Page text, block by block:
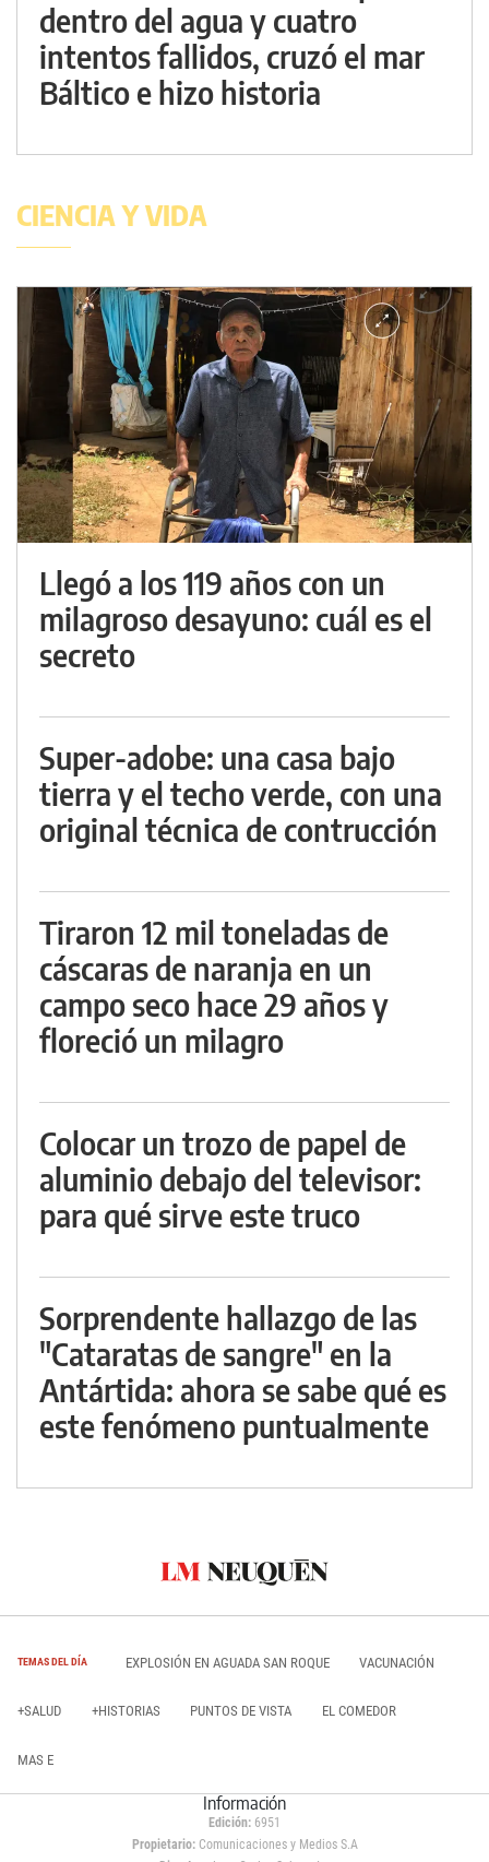
dentro del agua y cuatro
intentos fallidos, cruzó el mar
Báltico e hizo historia
CIENCIA Y VIDA
Llegó a los 119 años con un
milagroso desayuno: cuál es el
secreto
Super-adobe: una casa bajo
tierra y el techo verde, con una
original técnica de contrucción
Tiraron 12 mil toneladas de
cáscaras de naranja en un
campo seco hace 29 años y
floreció un milagro
Colocar un trozo de papel de
aluminio debajo del televisor:
para qué sirve este truco
Sorprendente hallazgo de las
"Cataratas de sangre" en la
Antártida: ahora se sabe qué es
este fenómeno puntualmente
TEMAS DEL DÍA EXPLOSIÓN EN AGUADA SAN ROQUE VACUNACIÓN
+SALUD +HISTORIAS PUNTOS DE VISTA EL COMEDOR
MAS E
Información
Edición: 6951
Propietario:Comunicaciones y Medios S.A